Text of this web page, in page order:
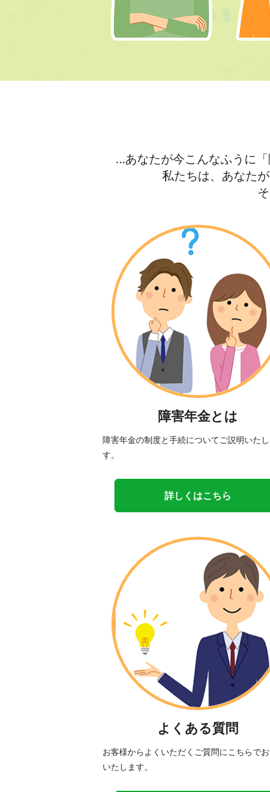
…あなたが今こんなふうに
私たちは、あなた
障害年金とは
障害年金の制度と手続についてご説明いたし
す。
詳しくはこちら
よくある質問
お客様からよくいただくご質問にこちらでお
いたします。